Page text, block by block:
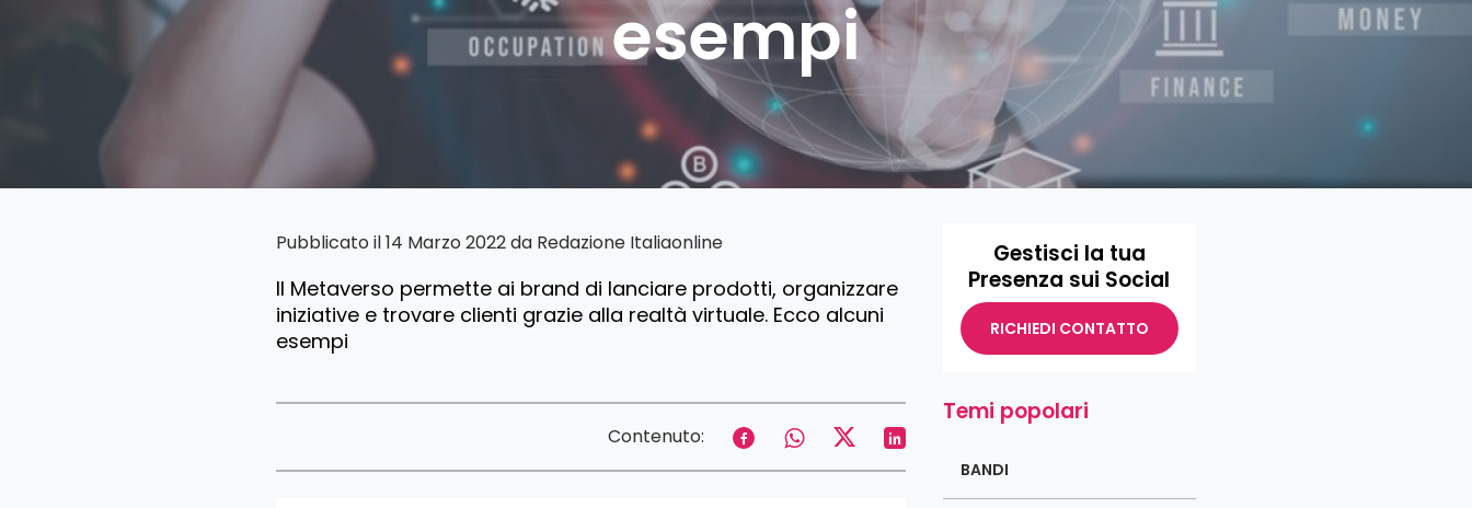
esempi
Pubblicato il 14 Marzo 2022 da Redazione Italiaonline
Il Metaverso permette ai brand di lanciare prodotti, organizzare
iniziative e trovare clienti grazie alla realtà virtuale. Ecco alcuni
esempi
Contenuto:
Gestisci la tua
Presenza sui Social
RICHIEDI CONTATTO
Temi popolari
BANDI